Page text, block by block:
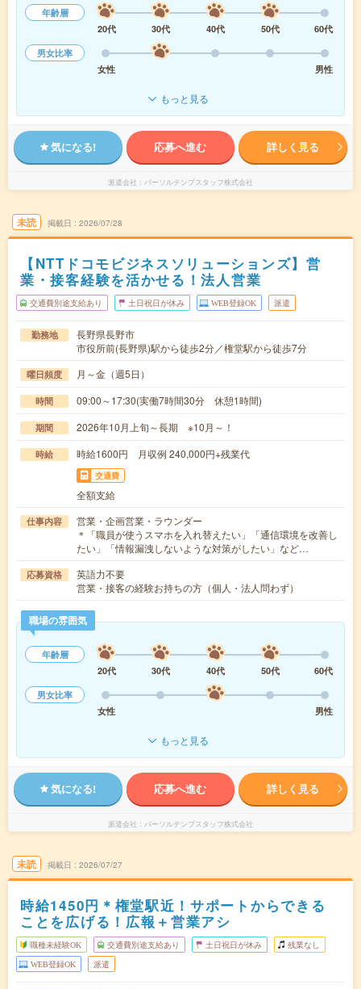
年齢層
20代
30代 40代 50代
60代
男女比率
女性
男性
もっと見る
気になる! 応募へ進む 詳しく見る
派遣会社 パーソルテンプスタッフ株式会社
未読 掲載日 2026/07/28
【NTTドコモビジネスソリューションズ】営
業・接客経験を活かせる！法人営業
交通費別途支給あり 土日祝日が休み WEB登録OK 派遣
勤務地
長野県長野市
市役所前(長野県)駅から徒歩2分／権堂駅から徒歩7分
曜日頻度 月～金（週5日）
時間 09:00～17:30(実働7時間30分 休憩1時間)
期間 2026年10月上旬～長期 ※10月～！
時給 時給1600円 月収例 240,000円+残業代
交通費
全額支給
仕事内容
営業・企画営業・ラウンダー
＊「職員が使うスマホを入れ替えたい」「通信環境を改善し
たい」「情報漏洩しないような対策がしたい」など…
応募資格
英語力不要
営業・接客の経験お持ちの方（個人・法人問わず）
職場の雰囲気
年齢層
20代
30代 40代 50代
60代
男女比率
女性
男性
もっと見る
気になる! 応募へ進む 詳しく見る
派遣会社 パーソルテンプスタッフ株式会社
未読 掲載日 2026/07/27
時給1450円＊権堂駅近！サポートからできる
ことを広げる！広報＋営業アシ
職種未経験OK 交通費別途支給あり 土日祝日が休み 残業なし
WEB登録OK 派遣